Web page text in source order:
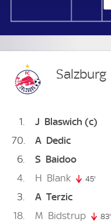
Salzburg
1 J Blaswich (c)
70
A Dedic
6
S Baidoo
4
H Blank 45'
3 A Terzic
18
M Bidstrup 83'